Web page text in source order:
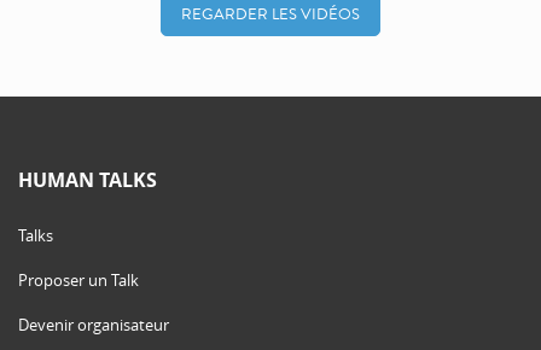
REGARDER LES VIDÉOS
HUMAN TALKS
Talks
Proposer un Talk
Devenir organisateur